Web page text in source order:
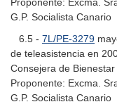
G.P. Socialista Canario
6.5 - 7L/PE-3279
de teleasistencia en
Consejera de
Proponente: Excma.
G.P. Socialista Canario